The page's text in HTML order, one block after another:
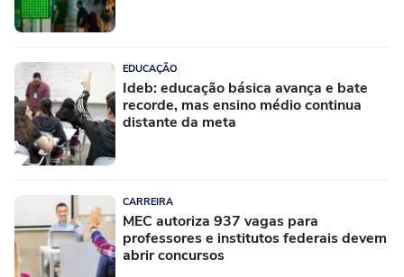
EDUCAÇÃO
Ideb: educação básica avança e bate
recorde, mas ensino médio continua
distante da meta
CARREIRA
MEC autoriza 937 vagas para
professores e institutos federais devem
abrir concursos